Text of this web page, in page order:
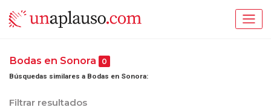
Bodas en Sonora 0
Búsquedas similares a Bodas en Sonora:
Filtrar resultados